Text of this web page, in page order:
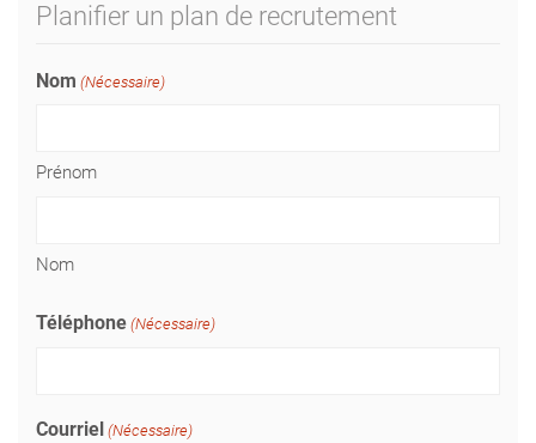
Planifier un plan de recrutement
Nom (Nécessaire)
Prénom
Nom
Téléphone (Nécessaire)
Courriel (Nécessaire)